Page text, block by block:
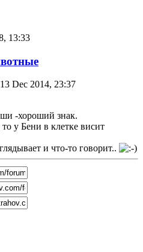
13:33
Dec 2014, 23:37
-хороший знак.
у Бени в клетке висит
и что-то говорит..